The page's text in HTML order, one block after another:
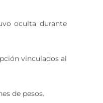
oculta durante
vinculados al
de pesos.